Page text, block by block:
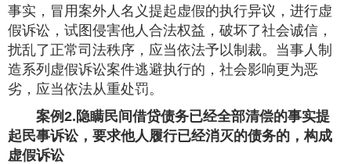
事实，冒用案外人名义提起虚假的执行异议，进行虚
假诉讼，试图侵害他人合法权益，破坏了社会诚信，
扰乱了正常司法秩序，应当依法予以制裁。当事人制
造系列虚假诉讼案件逃避执行的，社会影响更为恶
劣，应当依法从重处罚。
案例2.隐瞒民间借贷债务已经全部清偿的事实提
起民事诉讼，要求他人履行已经消灭的债务的，构成
虚假诉讼